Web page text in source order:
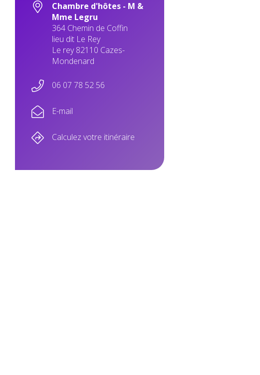
Chambre d'hôtes - M &
Mme Legru
364 Chemin de Coffin
lieu dit Le Rey
Le rey 82110 Cazes-
Mondenard
06 07 78 52 56
E-mail
Calculez votre itinéraire